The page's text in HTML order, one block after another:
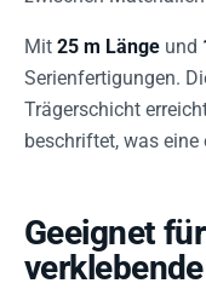
Mit 25 m Länge und
Serienfertigungen.
Trägerschicht
beschriftet, was
Geeignet